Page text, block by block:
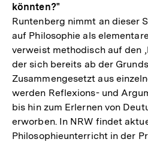
könnten?"
Runtenberg nimmt an dieser
auf Philosophie als
verweist methodisch auf den
der sich bereits ab der
Zusammengesetzt aus
werden Reflexions- und
bis hin zum Erlernen von
erworben. In NRW findet
Philosophieunterricht in der